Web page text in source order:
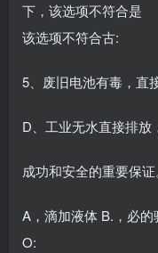
下，该选项不符合是
该选项不符合古:
5、废旧电池有毒，直
D、工业无水直接排放
成功和安全的重要保
A，滴加液体 B.，必的
O: